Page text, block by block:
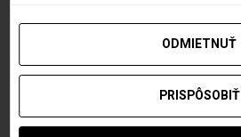
ODMIETNUŤ
PRISPÔSOBIŤ